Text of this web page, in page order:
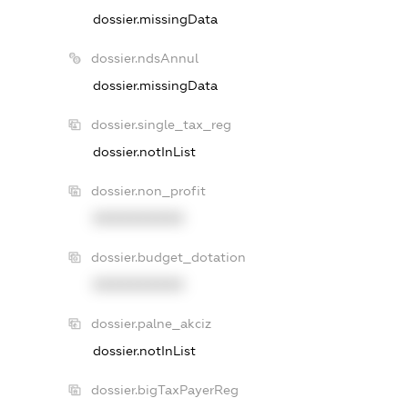
dossier.missingData
dossier.ndsAnnul
dossier.missingData
dossier.single_tax_reg
dossier.notInList
dossier.non_profit
dossier.budget_dotation
dossier.palne_akciz
dossier.notInList
dossier.bigTaxPayerReg